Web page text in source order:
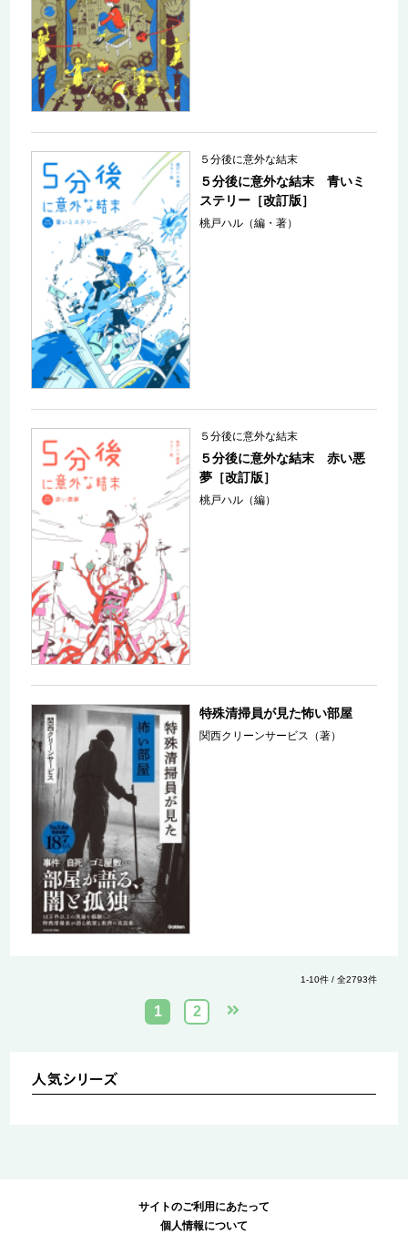
５分後に意外な結末
５分後に意外な結末 青いミ
ステリー［改訂版］
桃戸ハル（編・著）
５分後に意外な結末
５分後に意外な結末 赤い悪
夢［改訂版］
桃戸ハル（編）
特殊清掃員が見た怖い部屋
関西クリーンサービス（著）
1-10件 / 全2793件
1 2
サイトのご利用にあたって
個人情報について